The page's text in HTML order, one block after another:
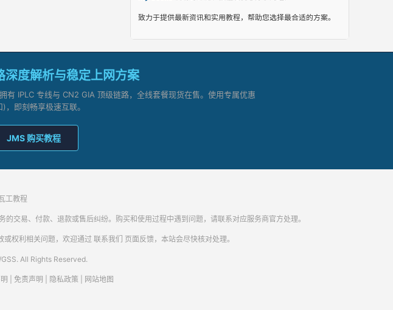
致力于提供最新资讯和实用教程，帮助您选择最合适的方案。
度解析与稳定上网方案
IPLC 专线与 CN2 GIA 顶级链路，全线套餐现货在售。使用专属优惠
即刻畅享极速互联。
JMS 购买教程
工教程
交易、付款、退款或售后纠纷。购买和使用过程中遇到问题，请联系对应服务商官方处理。
或权利相关问题，欢迎通过 联系我们 页面反馈，本站会尽快核对处理。
All Rights Reserved.
免责声明 隐私政策 网站地图